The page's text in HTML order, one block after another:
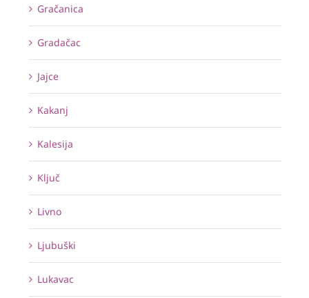
Gračanica
Gradačac
Jajce
Kakanj
Kalesija
Ključ
Livno
Ljubuški
Lukavac